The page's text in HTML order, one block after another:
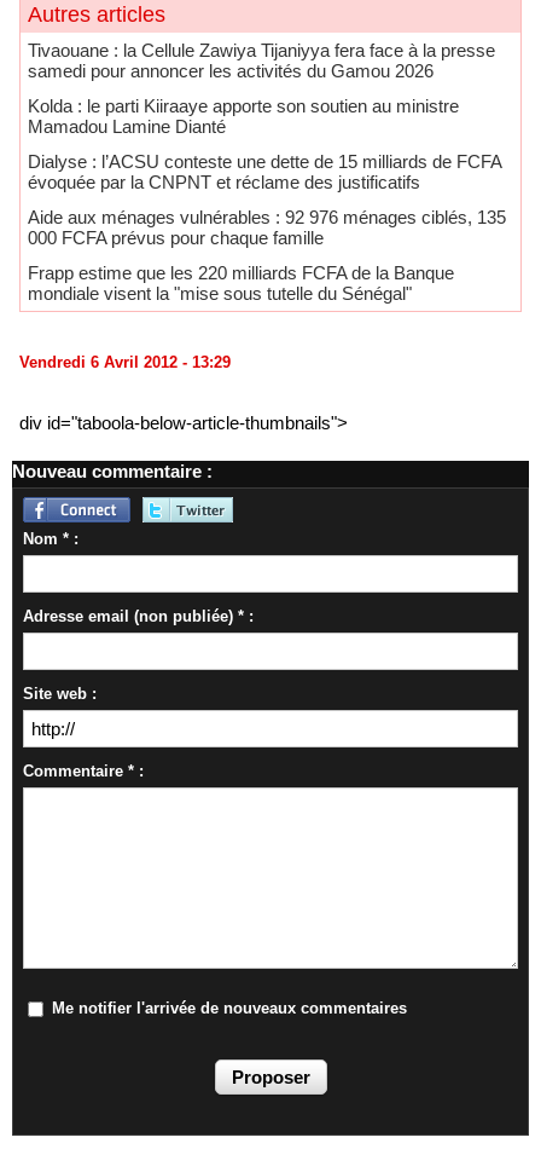
Autres articles
​Tivaouane : la Cellule Zawiya Tijaniyya fera face à la presse
samedi pour annoncer les activités du Gamou 2026
Kolda : le parti Kiiraaye apporte son soutien au ministre
Mamadou Lamine Dianté
​Dialyse : l’ACSU conteste une dette de 15 milliards de FCFA
évoquée par la CNPNT et réclame des justificatifs
​Aide aux ménages vulnérables : 92 976 ménages ciblés, 135
000 FCFA prévus pour chaque famille
Frapp estime que les 220 milliards FCFA de la Banque
mondiale visent la "mise sous tutelle du Sénégal"
Vendredi 6 Avril 2012 - 13:29
div id="taboola-below-article-thumbnails">
Nouveau commentaire :
Nom * :
Adresse email (non publiée) * :
Site web :
Commentaire * :
Me notifier l'arrivée de nouveaux commentaires